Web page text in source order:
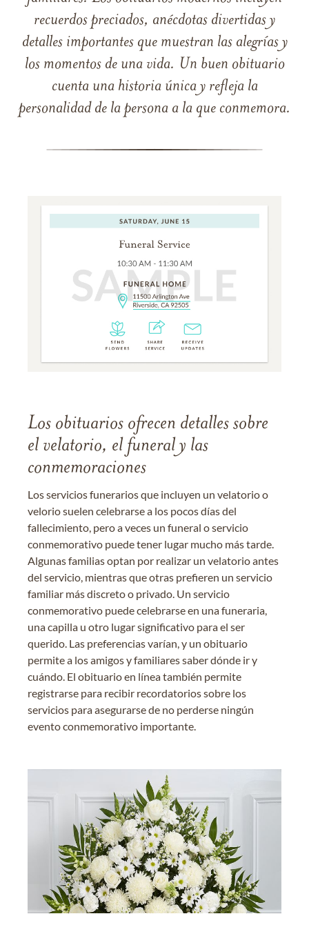
recuerdos preciados, anécdotas divertidas y
detalles importantes que muestran las alegrías y
los momentos de una vida. Un buen obituario
cuenta una historia única y refleja la
personalidad de la persona a la que conmemora.
Los obituarios ofrecen detalles sobre
el velatorio, el funeral y las
conmemoraciones
Los servicios funerarios que incluyen un velatorio o
velorio suelen celebrarse a los pocos días del
fallecimiento, pero a veces un funeral o servicio
conmemorativo puede tener lugar mucho más tarde.
Algunas familias optan por realizar un velatorio antes
del servicio, mientras que otras prefieren un servicio
familiar más discreto o privado. Un servicio
conmemorativo puede celebrarse en una funeraria,
una capilla u otro lugar significativo para el ser
querido. Las preferencias varían, y un obituario
permite a los amigos y familiares saber dónde ir y
cuándo. El obituario en línea también permite
registrarse para recibir recordatorios sobre los
servicios para asegurarse de no perderse ningún
evento conmemorativo importante.